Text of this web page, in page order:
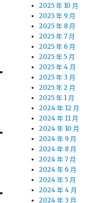
2025 年 10 月
2025 年 9 月
2025 年 8 月
2025 年 7 月
2025 年 6 月
2025 年 5 月
2025 年 4 月
2025 年 3 月
2025 年 2 月
2025 年 1 月
2024 年 12 月
2024 年 11 月
2024 年 10 月
2024 年 9 月
2024 年 8 月
2024 年 7 月
2024 年 6 月
2024 年 5 月
2024 年 4 月
2024 年 3 月